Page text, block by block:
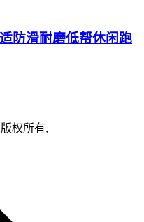
防滑耐磨低帮休闲跑
权所有,